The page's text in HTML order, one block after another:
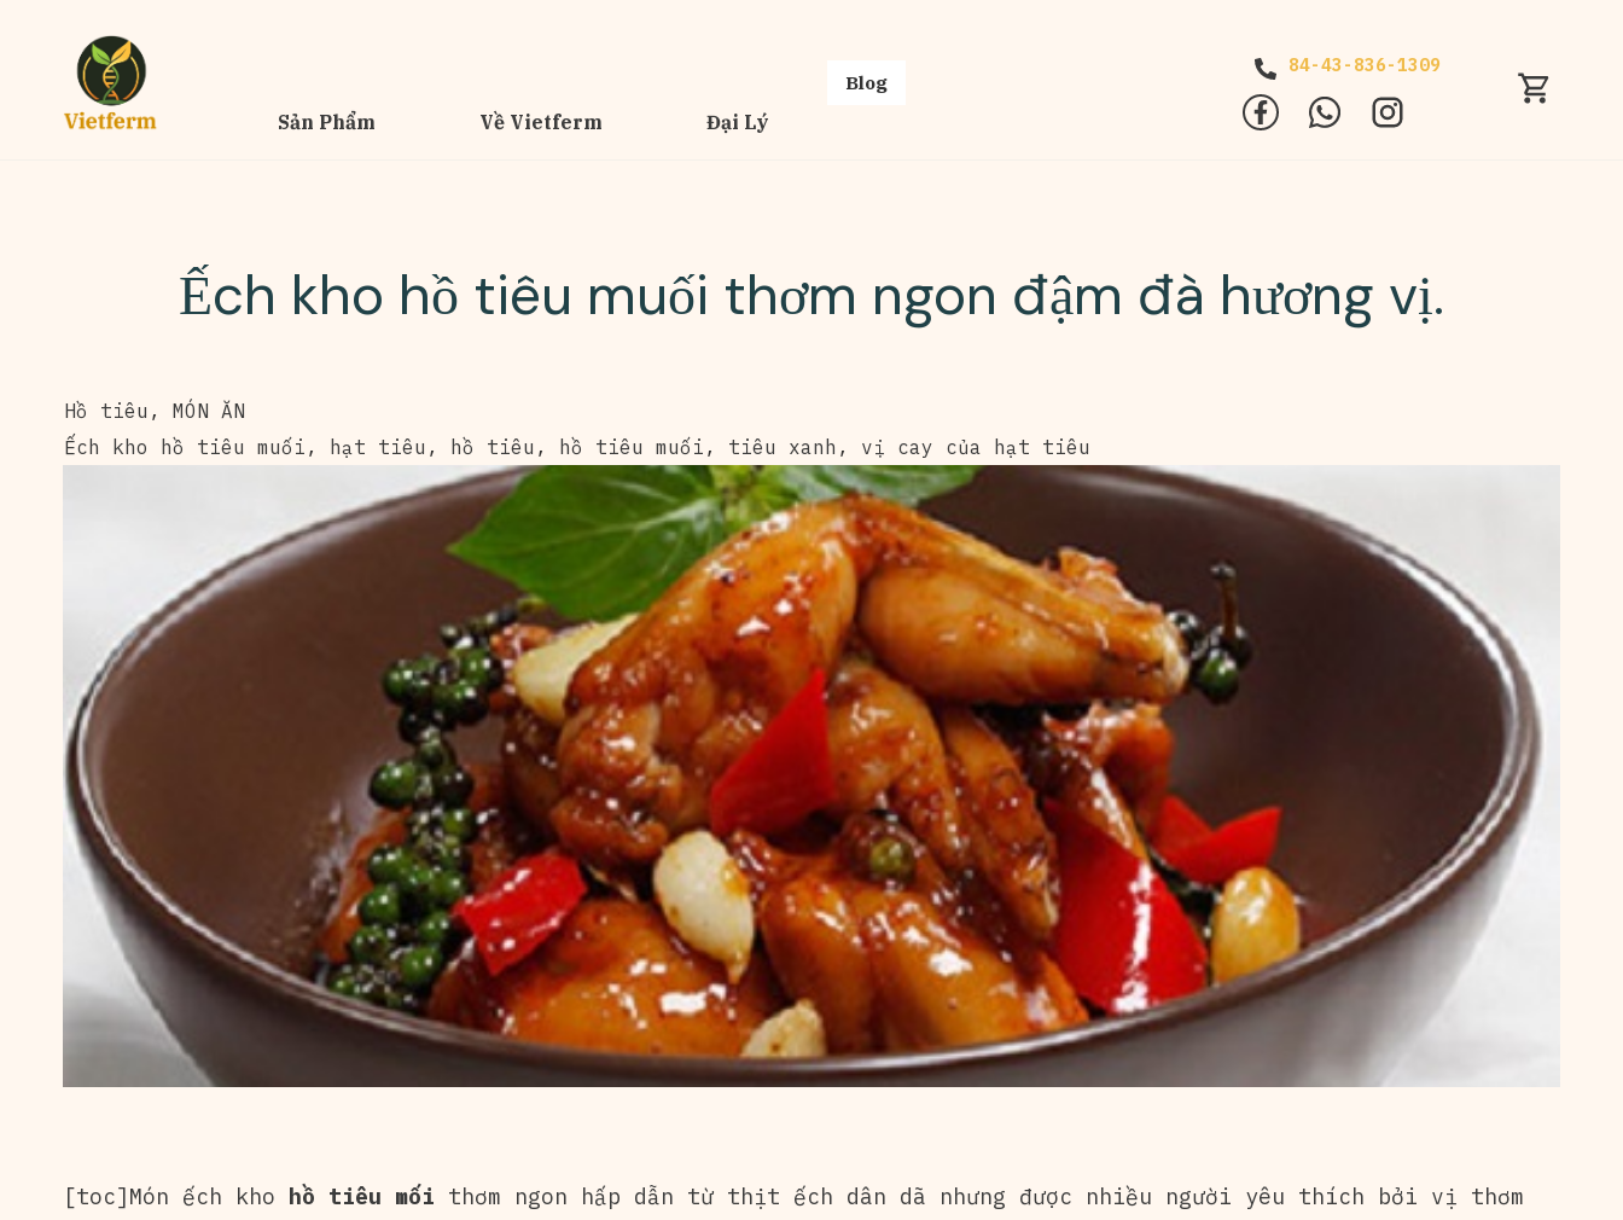
Sản Phẩm Về Vietferm Đại Lý
Blog
84-43-836-1309
Ếch kho hồ tiêu muối thơm ngon đậm đà hương vị.
Hồ tiêu , MÓN ĂN
Ếch kho hồ tiêu muối , hạt tiêu , hồ tiêu , hồ tiêu muối , tiêu xanh , vị cay của hạt tiêu
[toc]Món ếch kho hồ tiêu mối thơm ngon hấp dẫn từ thịt ếch dân dã nhưng được nhiều người yêu thích bởi vị thơm